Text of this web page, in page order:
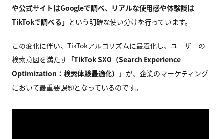
や公式サイトはGoogleで調べ、リアルな使用感や体験談は
TikTokで調べる」 という明確な使い分けを行っています。
この変化に伴い、TikTokアルゴリズムに最適化し、ユーザーの
検索意図を満たす 「TikTok SXO（Search Experience
Optimization：検索体験最適化）」 が、企業のマーケティング
において最重要課題となっているのです。